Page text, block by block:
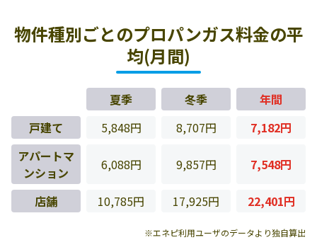
物件種別ごとのプロパンガス料金の平
均(月間)
夏季 冬季
年間
戸建て
5,848円 8,707円
7,182円
アパートマ
ンション
6,088円 9,857円 7,548円
店舗 10,785円 17,925円 22,401円
※エネピ利用ユーザのデータより独自算出